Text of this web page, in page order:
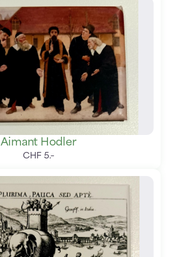
Aimant Hodler
CHF 5.–